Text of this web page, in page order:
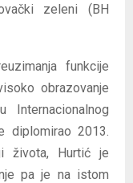
zeleni (BH
funkcije
obrazovanje
Internacionalnog
diplomirao 2013.
života, Hurtić je
pa je na istom